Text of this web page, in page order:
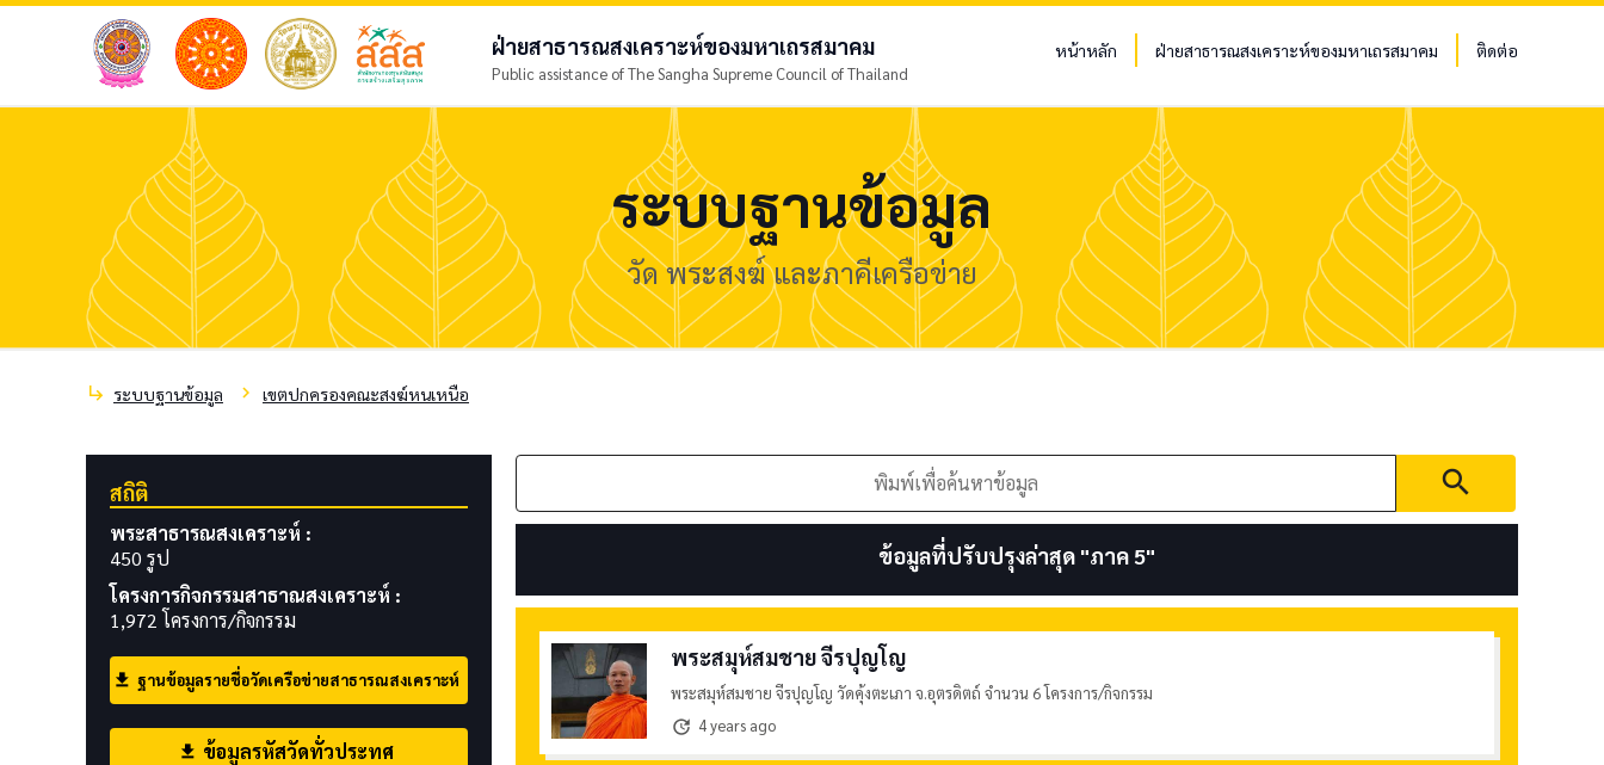
ฝ่ายสาธารณสงเคราะห์ของมหาเถรสมาคม
Public assistance of The Sangha Supreme Council of Thailand
หน้าหลัก ฝ่ายสาธารณสงเคราะห์ของมหาเถรสมาคม ติดต่อ
ระบบฐานข้อมูล
วัด พระสงฆ์ และภาคีเครือข่าย
subdirectory_arrow_right ระบบฐานข้อมูล chevron_right เขตปกครองคณะสงฆ์หนเหนือ
สถิติ
พระสาธารณสงเคราะห์ :
450 รูป
โครงการกิจกรรมสาธาณสงเคราะห์ :
1,972 โครงการ/กิจกรรม
download ฐานข้อมูลรายชื่อวัดเครือข่ายสาธารณสงเคราะห์
download ข้อมูลรหัสวัดทั่วประทศ
search
ข้อมูลที่ปรับปรุงล่าสุด "ภาค 5"
พระสมุห์สมชาย จีรปุญโญ
พระสมุห์สมชาย จีรปุญโญ วัดคุ้งตะเภา จ.อุตรดิตถ์ จำนวน 6 โครงการ/กิจกรรม
update 4 years ago